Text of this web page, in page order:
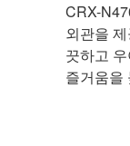
CRX-
외관을
끗하고
즐거움을